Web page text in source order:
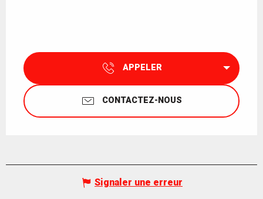
APPELER
CONTACTEZ-NOUS
Signaler une erreur